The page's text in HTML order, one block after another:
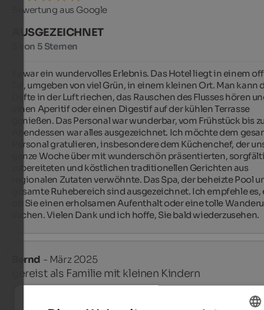
Bewertung aus Google
AUSGEZEICHNET
5 von 5 Sternen
Es war ein wundervolles Erlebnis. Das Hotel liegt in einem
Tal, umgeben von viel Grün, in einem kleinen Ort. Man kann
Düfte in der Luft riechen, das Rauschen des Flusses hören
einen Aperitif oder einen Digestif auf der kühlen Terrasse
genießen. Das Personal war wunderbar, vom Frühstück bis
Abendessen war alles ausgezeichnet. Ich möchte dem
Personal gratulieren, insbesondere dem Küchenchef, der
ganze Woche über mit wunderschön präsentierten,
zubereiteten und köstlichen traditionellen Gerichten aus
regionalen Zutaten verwöhnte. Das Spa, der beheizte Pool
gesamte Ruhebereich sind ausgezeichnet. Ich empfehle es,
ob Sie einen erholsamen Aufenthalt oder eine tolle
suchen. Vielen Dank und ich hoffe, Sie bald wiederzusehen.
Bernd - März 2025
gereist als Familie mit kleinen Kindern